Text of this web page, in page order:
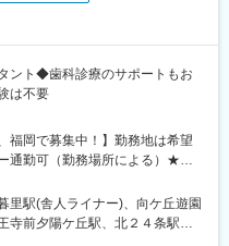
ント◆歯科診療のサポートもお
は不要
福岡で募集中！】勤務地は希望
通勤可（勤務場所による）★受
エリア＞錦糸町事業所池袋事業
向ヶ丘事業所相模原事業所横浜
北海道エリア＞札幌事業所＜
里駅(舎人ライナー)、向ケ丘遊園
寺前夕陽ケ丘駅、北２４条駅、